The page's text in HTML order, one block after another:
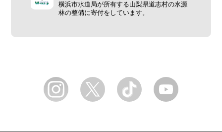
横浜市水道局が所有する山梨県道志村の水源
林の整備に寄付をしています。